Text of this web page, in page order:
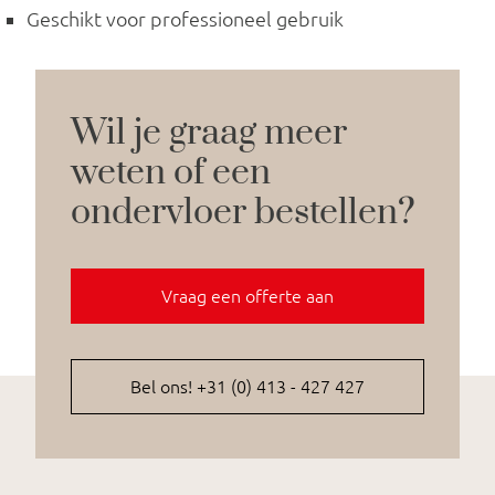
Geschikt voor professioneel gebruik
Wil je graag meer
weten of een
ondervloer bestellen?
Vraag een offerte aan
Bel ons! +31 (0) 413 - 427 427